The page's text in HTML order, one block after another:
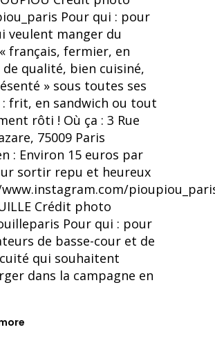
Pour qui : pour
veulent manger du
français, fermier, en
qualité, bien cuisiné,
» sous toutes ses
frit, en sandwich ou tout
rôti ! Où ça : 3 Rue
75009 Paris
: Environ 15 euros par
sortir repu et heureux
Crédit photo
Pour qui : pour
de basse-cour et de
qui souhaitent
dans la campagne en